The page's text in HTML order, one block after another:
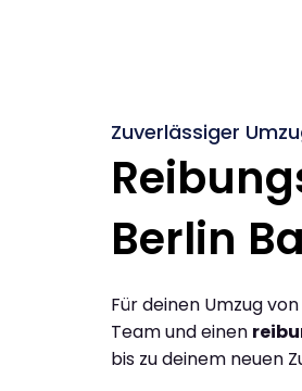
Zuverlässiger
Berlin
Für deinen Umzug
Team und einen
bis zu deinem neuen